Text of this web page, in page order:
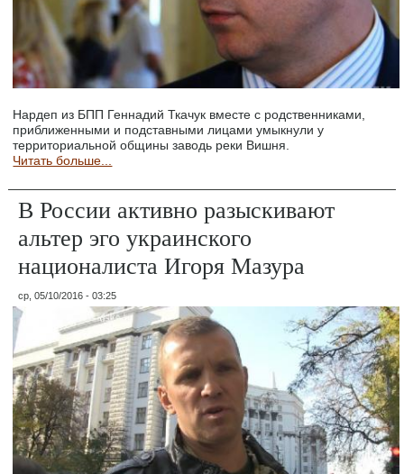
Нардеп из БПП Геннадий Ткачук вместе с родственниками,
приближенными и подставными лицами умыкнули у
территориальной общины заводь реки Вишня.
Читать больше...
В России активно разыскивают
альтер эго украинского
националиста Игоря Мазура
ср, 05/10/2016 - 03:25